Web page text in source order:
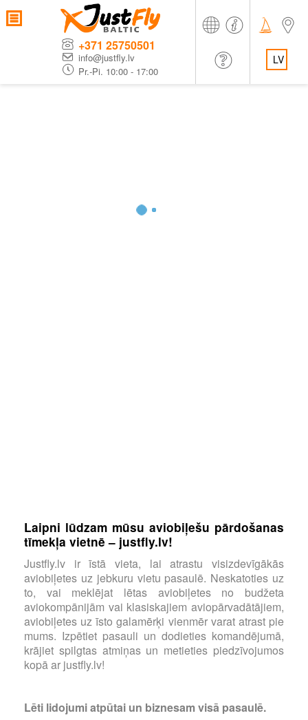
+371 25750501
info@justfly.lv
Pr.-Pi. 10:00 - 17:00
LV
Laipni lūdzam mūsu aviobiļešu pārdošanas
tīmekļa vietnē – justfly.lv!
Justfly.lv ir īstā vieta, lai atrastu visizdevīgākās
aviobiļetes uz jebkuru vietu pasaulē. Neskatoties uz
to, vai meklējat lētas aviobiļetes no budžeta
aviokompānijām vai klasiskajiem aviopārvadātājiem,
aviobiļetes uz īsto galamērķi vienmēr varat atrast pie
mums. Izpētiet pasauli un dodieties komandējumā,
krājiet spilgtas atmiņas un metieties piedzīvojumos
kopā ar justfly.lv!
Lēti lidojumi atpūtai un biznesam visā pasaulē.